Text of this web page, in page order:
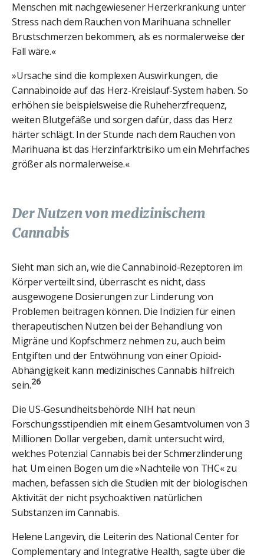
Menschen mit nachgewiesener Herzerkrankung unter
Stress nach dem Rauchen von Marihuana schneller
Brustschmerzen bekommen, als es normalerweise der
Fall wäre.«
»Ursache sind die komplexen Auswirkungen, die
Cannabinoide auf das Herz-Kreislauf-System haben. So
erhöhen sie beispielsweise die Ruheherzfrequenz,
weiten Blutgefäße und sorgen dafür, dass das Herz
härter schlägt. In der Stunde nach dem Rauchen von
Marihuana ist das Herzinfarktrisiko um ein Mehrfaches
größer als normalerweise.«
Der Nutzen von medizinischem
Cannabis
Sieht man sich an, wie die Cannabinoid-Rezeptoren im
Körper verteilt sind, überrascht es nicht, dass
ausgewogene Dosierungen zur Linderung von
Problemen beitragen können. Die Indizien für einen
therapeutischen Nutzen bei der Behandlung von
Migräne und Kopfschmerz nehmen zu, auch beim
Entgiften und der Entwöhnung von einer Opioid-
Abhängigkeit kann medizinisches Cannabis hilfreich
sein.26
Die US-Gesundheitsbehörde NIH hat neun
Forschungsstipendien mit einem Gesamtvolumen von 3
Millionen Dollar vergeben, damit untersucht wird,
welches Potenzial Cannabis bei der Schmerzlinderung
hat. Um einen Bogen um die »Nachteile von THC« zu
machen, befassen sich die Studien mit der biologischen
Aktivität der nicht psychoaktiven natürlichen
Substanzen im Cannabis.
Helene Langevin, die Leiterin des National Center for
Complementary and Integrative Health, sagte über die